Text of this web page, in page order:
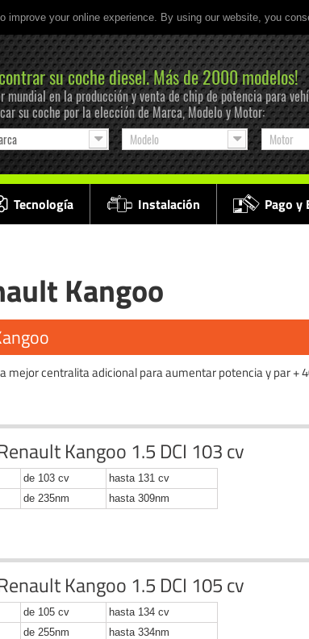
improve your online experience. By using our website, you
su coche diesel. Más de 2000 modelos!
mundial en la producción y venta de chip de potencia para
su coche por la elección de Marca, Modelo y Motor:
Modelo Motor
Tecnología Instalación Pago y
Kangoo
mejor centralita adicional para aumentar potencia y par +
Kangoo 1.5 DCI 103 cv
de 103 cv
hasta 131 cv
de 235nm hasta 309nm
Kangoo 1.5 DCI 105 cv
de 105 cv
hasta 134 cv
de 255nm hasta 334nm